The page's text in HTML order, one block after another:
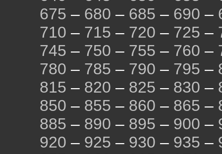
675 – 680 – 685 – 690 –
710 – 715 – 720 – 725 –
745 – 750 – 755 – 760 –
780 – 785 – 790 – 795 –
815 – 820 – 825 – 830 –
850 – 855 – 860 – 865 –
885 – 890 – 895 – 900 –
920 – 925 – 930 – 935 –